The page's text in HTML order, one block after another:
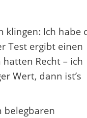
klingen: Ich habe
Test ergibt einen
Recht – ich
Wert, dann ist’s
belegbaren